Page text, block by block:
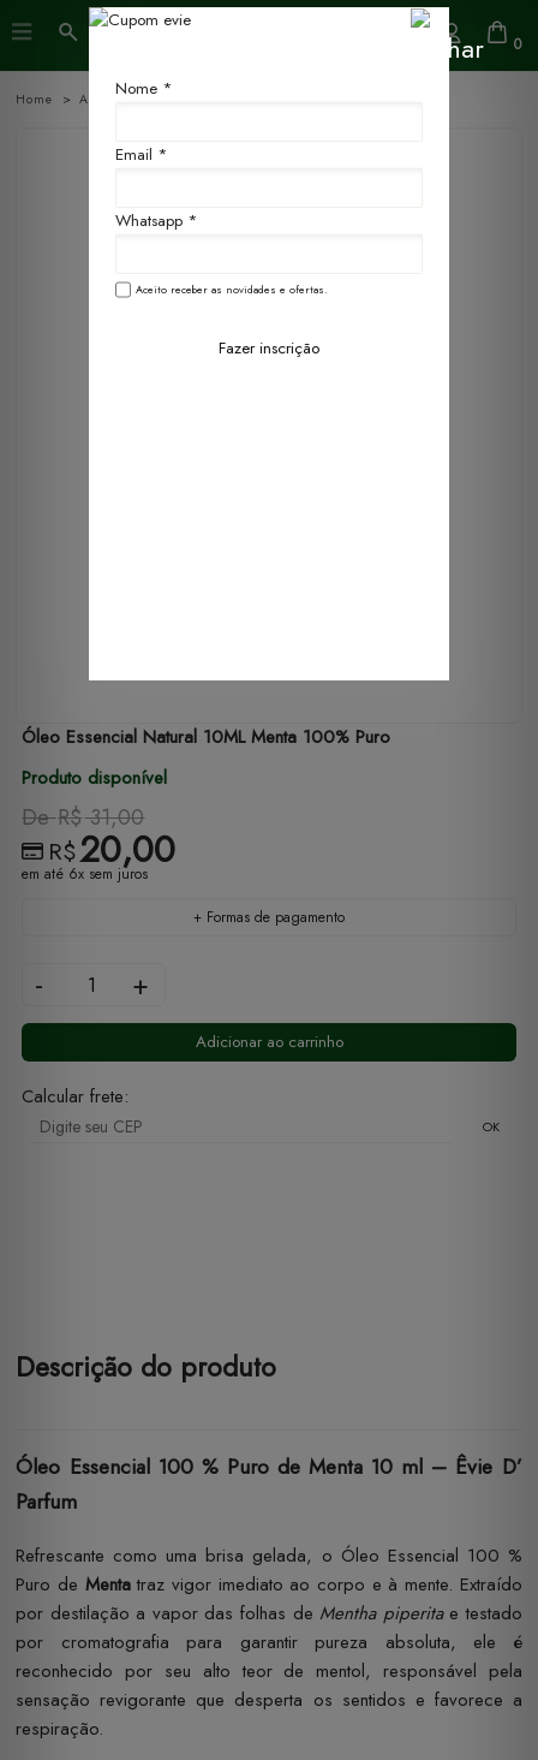
0
Home Aromaterapia
Óleo Essencial Natural 10ML Menta 100% Puro
Produto disponível
DeR$31,00
R$20,00
em até 6x sem juros
+ Formas de pagamento
- +
Adicionar ao carrinho
Calcular frete:
OK
Descrição do produto
Óleo Essencial 100 % Puro de Menta 10 ml – Êvie D’
Parfum
Refrescante como uma brisa gelada, o Óleo Essencial 100 %
Puro de Mentatraz vigor imediato ao corpo e à mente. Extraído
por destilação a vapor das folhas deMentha piperitae testado
por cromatografia para garantir pureza absoluta, ele é
reconhecido por seu alto teor de mentol, responsável pela
sensação revigorante que desperta os sentidos e favorece a
respiração.
Nome *
Email *
Whatsapp *
Aceito receber as novidades e ofertas.
Fazer inscrição